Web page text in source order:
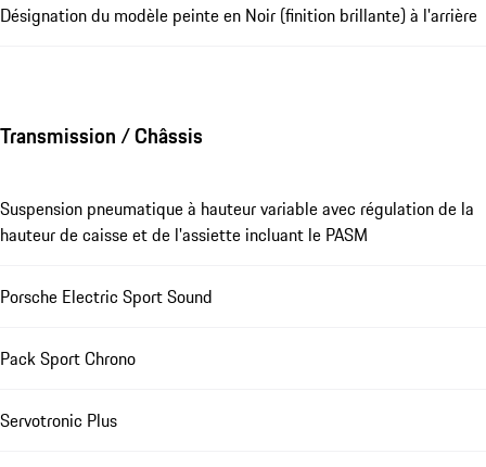
Désignation du modèle peinte en Noir (finition brillante) à l'arrière
Transmission / Châssis
Suspension pneumatique à hauteur variable avec régulation de la
hauteur de caisse et de l'assiette incluant le PASM
Porsche Electric Sport Sound
Pack Sport Chrono
Servotronic Plus